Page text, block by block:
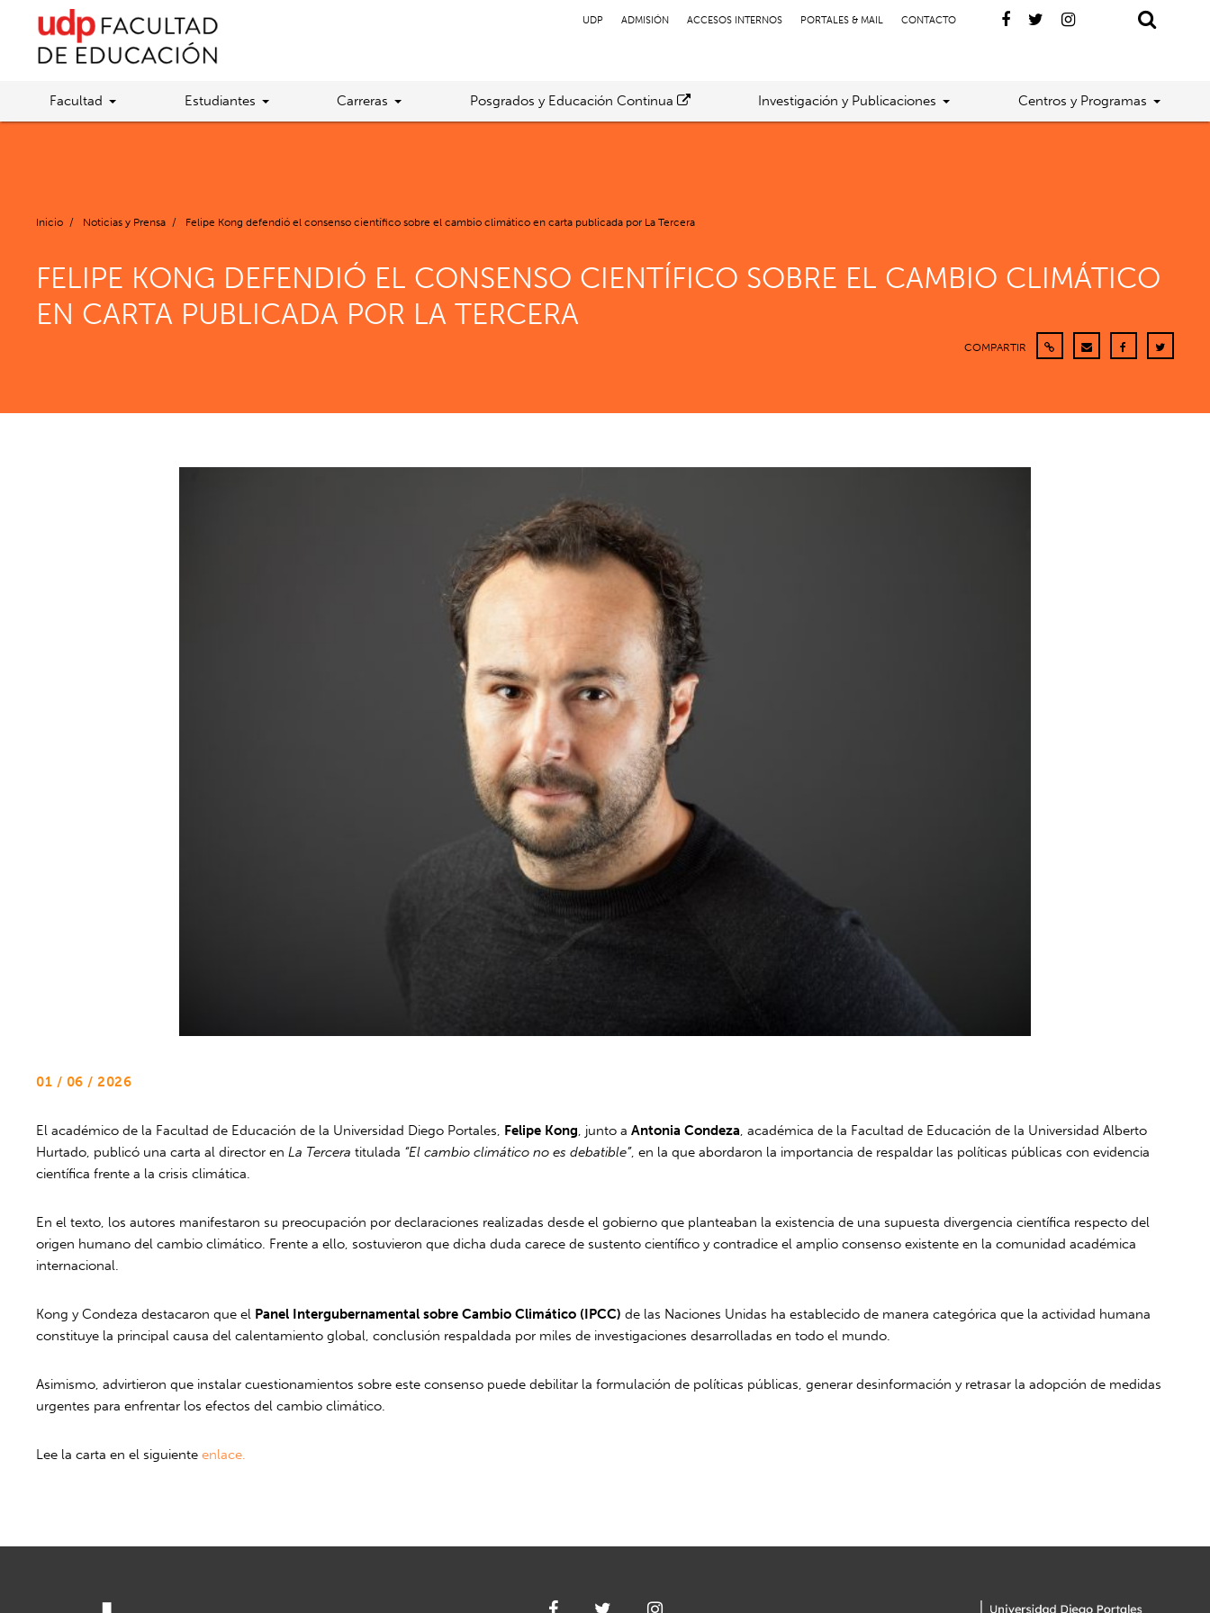
UDP ADMISIÓN ACCESOS INTERNOS PORTALES & MAIL CONTACTO
Facultad Estudiantes Carreras Posgrados y Educación Continua Investigación y Publicaciones Centros y Programas
Inicio / Noticias y Prensa / Felipe Kong defendió el consenso científico sobre el cambio climático en carta publicada por La Tercera
FELIPE KONG DEFENDIÓ EL CONSENSO CIENTÍFICO SOBRE EL CAMBIO CLIMÁTICO
EN CARTA PUBLICADA POR LA TERCERA
COMPARTIR
01 / 06 / 2026
El académico de la Facultad de Educación de la Universidad Diego Portales, Felipe Kong, junto aAntonia Condeza, académica de la Facultad de Educación de la Universidad Alberto
Hurtado, publicó una carta al director enLa Tercera titulada “El cambio climático no es debatible”, en la que abordaron la importancia de respaldar las políticas públicas con evidencia
científica frente a la crisis climática.
En el texto, los autores manifestaron su preocupación por declaraciones realizadas desde el gobierno que planteaban la existencia de una supuesta divergencia científica respecto del
origen humano del cambio climático. Frente a ello, sostuvieron que dicha duda carece de sustento científico y contradice el amplio consenso existente en la comunidad académica
internacional.
Kong y Condeza destacaron que el Panel Intergubernamental sobre Cambio Climático (IPCC) de las Naciones Unidas ha establecido de manera categórica que la actividad humana
constituye la principal causa del calentamiento global, conclusión respaldada por miles de investigaciones desarrolladas en todo el mundo.
Asimismo, advirtieron que instalar cuestionamientos sobre este consenso puede debilitar la formulación de políticas públicas, generar desinformación y retrasar la adopción de medidas
urgentes para enfrentar los efectos del cambio climático.
Lee la carta en el siguiente enlace.